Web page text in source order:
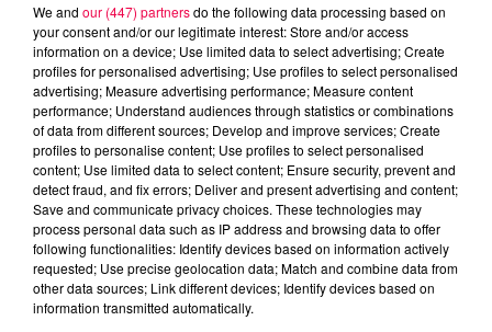
podcasts/2023/03/090323-ASTRO.mp3
We and our (447) partnersdo the following data processing based on
your consent and/or our legitimate interest: Store and/or access
information on a device; Use limited data to select advertising; Create
profiles for personalised advertising; Use profiles to select personalised
advertising; Measure advertising performance; Measure content
performance; Understand audiences through statistics or combinations
of data from different sources; Develop and improve services; Create
profiles to personalise content; Use profiles to select personalised
content; Use limited data to select content; Ensure security, prevent and
detect fraud, and fix errors; Deliver and present advertising and content;
Save and communicate privacy choices. These technologies may
process personal data such as IP address and browsing data to offer
following functionalities: Identify devices based on information actively
requested; Use precise geolocation data; Match and combine data from
other data sources; Link different devices; Identify devices based on
information transmitted automatically.